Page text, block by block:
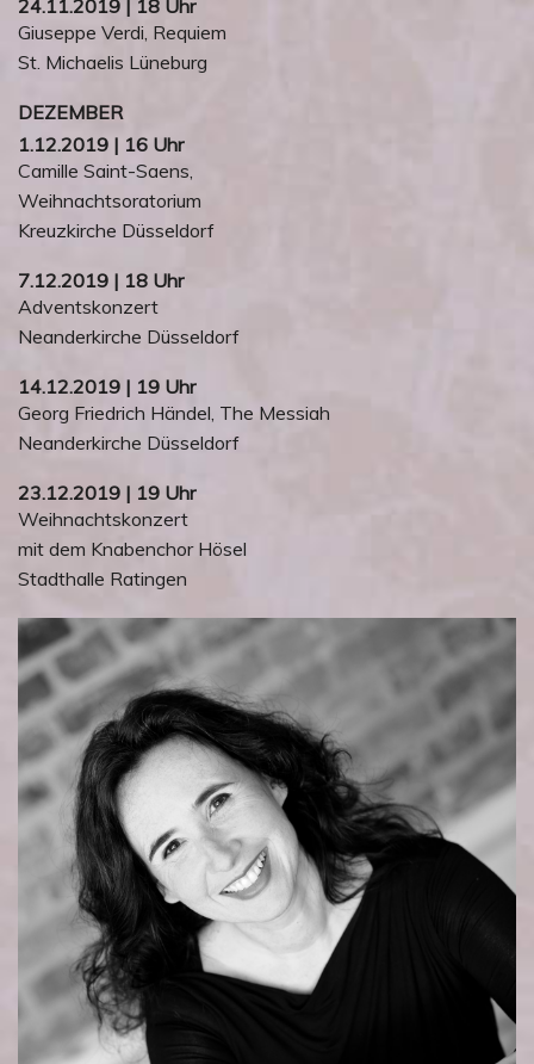
24.11.2019 | 18 Uhr
Giuseppe Verdi, Requiem
St. Michaelis Lüneburg
DEZEMBER
1.12.2019 | 16 Uhr
Camille Saint-Saens,
Weihnachtsoratorium
Kreuzkirche Düsseldorf
7.12.2019 | 18 Uhr
Adventskonzert
Neanderkirche Düsseldorf
14.12.2019 | 19 Uhr
Georg Friedrich Händel, The Messiah
Neanderkirche Düsseldorf
23.12.2019 | 19 Uhr
Weihnachtskonzert
mit dem Knabenchor Hösel
Stadthalle Ratingen